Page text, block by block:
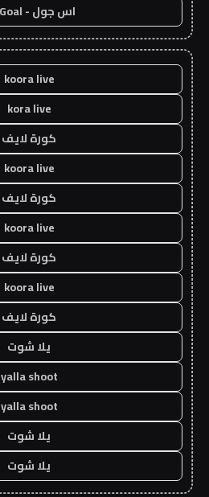
اس جول - AS Goal
koora live
kora live
كورة لايف
koora live
كورة لايف
koora live
كورة لايف
koora live
كورة لايف
يلا شوت
yalla shoot
yalla shoot
يلا شوت
يلا شوت